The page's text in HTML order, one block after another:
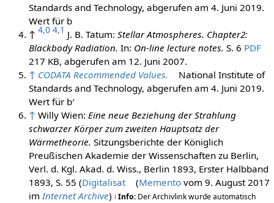
Standards and Technology, abgerufen am 4. Juni 2019.
Wert für b
↑ 4,0 4,1 J. B. Tatum: Stellar Atmospheres. Chapter2:
Blackbody Radiation. In: On-line lecture notes. S. 6 PDF
217 KB, abgerufen am 12. Juni 2007.
↑ CODATA Recommended Values.
National Institute of
Standards and Technology, abgerufen am 4. Juni 2019.
Wert für b′
↑ Willy Wien: Eine neue Beziehung der Strahlung
schwarzer Körper zum zweiten Hauptsatz der
Wärmetheorie. Sitzungsberichte der Königlich
Preußischen Akademie der Wissenschaften zu Berlin,
Verl. d. Kgl. Akad. d. Wiss., Berlin 1893, Erster Halbband
1893, S. 55 (Digitalisat (Mementovom 9. August 2017
imInternet Archive) i Info:Der Archivlink wurde automatisch